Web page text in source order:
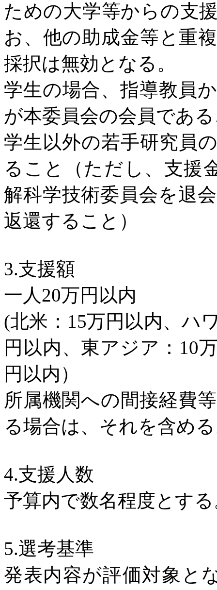
ための大学等からの支
お、他の助成金等と重
採択は無効となる。
学生の場合、指導教員
が本委員会の会員であ
学生以外の若手研究員
ること（ただし、支援
解科学技術委員会を退
返還すること）
3.支援額
一人20万円以内
(北米： 15万円以内、ハ
円以内、東アジア： 10
円以内）
所属機関への間接経費
る場合は、それを含め
4.支援人数
予算内で数名程度とす
5.選考基準
発表内容が評価対象と